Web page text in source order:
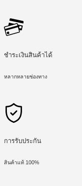
ชำระเงินสินค้าได้
หลากหลายช่องทาง
การรับประกัน
สินค้าแท้ 100%